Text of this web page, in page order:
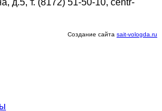
д.5, т. (8172) 51-50-10, centr-
Создание сайта sait-vologda.ru